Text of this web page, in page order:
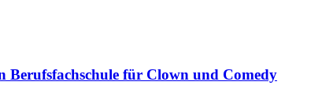
für Clown und Comedy